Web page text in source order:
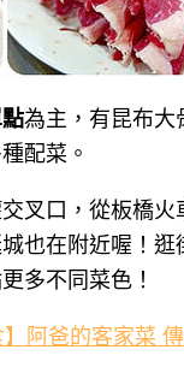
為主，有昆布大
配菜。
叉口，從板橋
也在附近喔！
多不同菜色！
】阿爸的客家菜